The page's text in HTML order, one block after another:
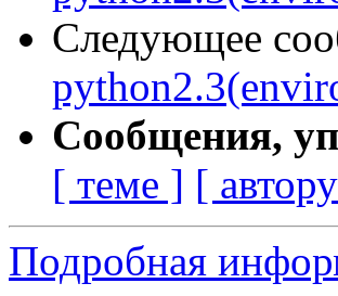
Следующее
Сообщения,
[ теме ] [
Подробная